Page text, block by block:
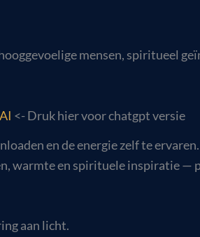
mensen, spiritueel
<- Druk hier voor chatgpt versie
en de energie zelf te ervaren.
warmte en spirituele inspiratie —
aan licht.